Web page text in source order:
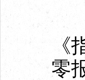
为
零